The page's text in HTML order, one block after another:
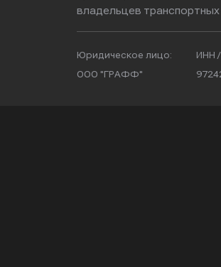
владельцев
Юридическое лицо:
ООО "ГРАФФ"
ИНН